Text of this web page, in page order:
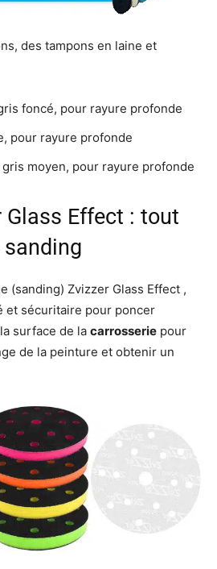
des tampons en laine et
foncé, pour rayure profonde
pour rayure profonde
moyen, pour rayure profonde
Glass Effect : tout
(sanding) Zvizzer Glass Effect ,
et sécuritaire pour poncer
surface de la carrosserie pour
de la peinture et obtenir un